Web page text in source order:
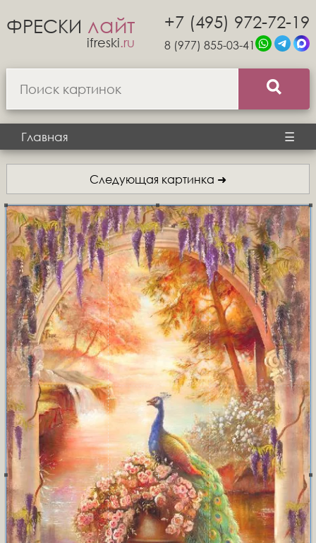
ФРЕСКИ лайт
ifreski.ru
+7 (495) 972-72-19
8 (977) 855-03-41
Главная ☰
Следующая картинка ➜